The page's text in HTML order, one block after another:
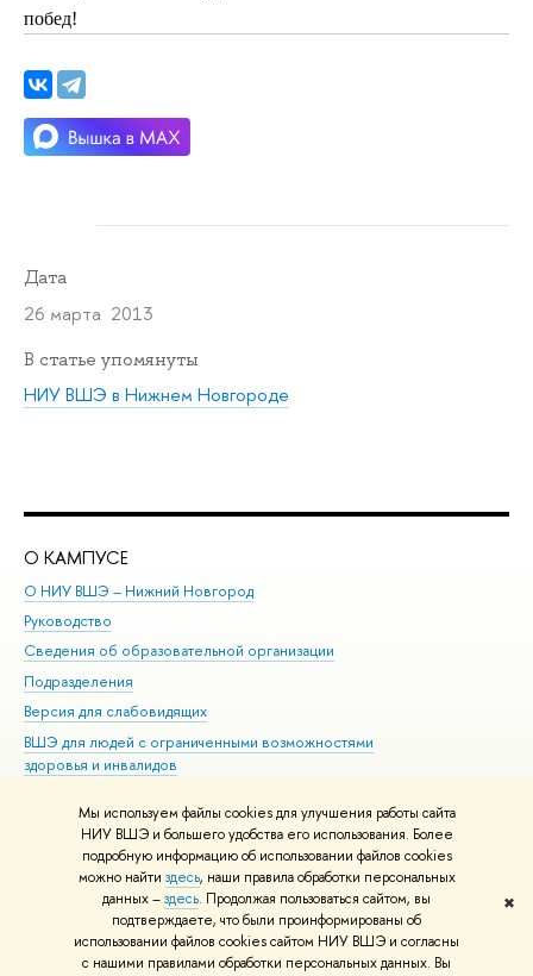
Мы используем файлы cookies для улучшения работы сайта
НИУ ВШЭ и большего удобства его использования. Более
подробную информацию об использовании файлов cookies
можно найти здесь, наши правила обработки персональных
данных –здесь. Продолжая пользоваться сайтом, вы
подтверждаете, что были проинформированы об
использовании файлов cookies сайтом НИУ ВШЭ и согласны
с нашими правилами обработки персональных данных. Вы
✖
побед!
Дата
26 марта 2013
В статье упомянуты
НИУ ВШЭ в Нижнем Новгороде
О КАМПУСЕ
О НИУ ВШЭ – Нижний Новгород
Руководство
Сведения об образовательной организации
Подразделения
Версия для слабовидящих
ВШЭ для людей с ограниченными возможностями
здоровья и инвалидов
© НИУ ВШЭ 1993–2026 Адреса и контакты Условия использования
материалов Политика конфиденциальности Карта сайта